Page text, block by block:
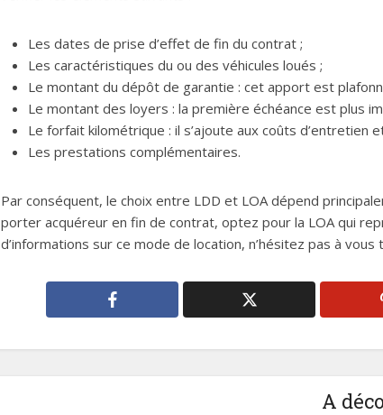
Les dates de prise d’effet de fin du contrat ;
Les caractéristiques du ou des véhicules loués ;
Le montant du dépôt de garantie : cet apport est
Le montant des loyers : la première échéance est plus
Le forfait kilométrique : il s’ajoute aux coûts d’entretien
Les prestations complémentaires.
Par conséquent, le choix entre LDD et LOA dépend
porter acquéreur en fin de contrat, optez pour la LOA qui
d’informations sur ce mode de location, n’hésitez pas à
A